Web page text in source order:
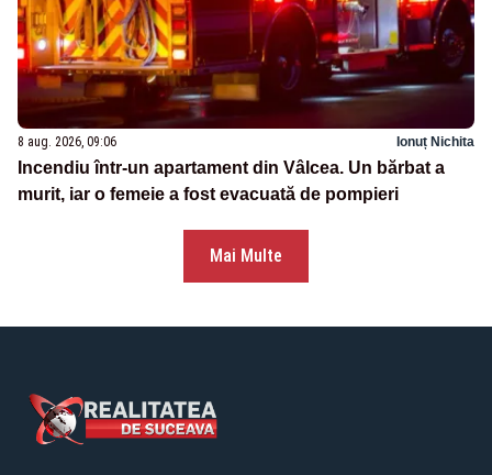
8 aug. 2026, 09:06 Ionuț Nichita
Incendiu într-un apartament din Vâlcea. Un bărbat a
murit, iar o femeie a fost evacuată de pompieri
Mai Multe